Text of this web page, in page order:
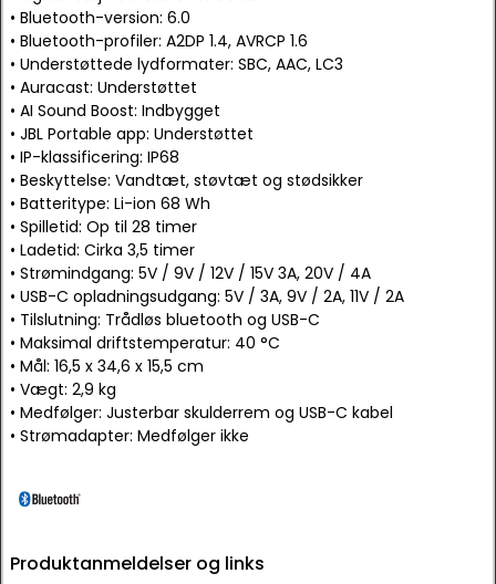
• Bluetooth-version: 6.0
• Bluetooth-profiler: A2DP 1.4, AVRCP 1.6
• Understøttede lydformater: SBC, AAC, LC3
• Auracast: Understøttet
• AI Sound Boost: Indbygget
• JBL Portable app: Understøttet
• IP-klassificering: IP68
• Beskyttelse: Vandtæt, støvtæt og stødsikker
• Batteritype: Li-ion 68 Wh
• Spilletid: Op til 28 timer
• Ladetid: Cirka 3,5 timer
• Strømindgang: 5V / 9V / 12V / 15V 3A, 20V / 4A
• USB-C opladningsudgang: 5V / 3A, 9V / 2A, 11V / 2A
• Tilslutning: Trådløs bluetooth og USB-C
• Maksimal driftstemperatur: 40 °C
• Mål: 16,5 x 34,6 x 15,5 cm
• Vægt: 2,9 kg
• Medfølger: Justerbar skulderrem og USB-C kabel
• Strømadapter: Medfølger ikke
Produktanmeldelser og links